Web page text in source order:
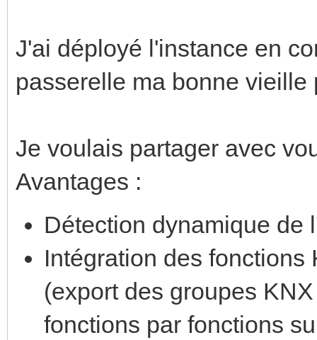
J'ai déployé l'instance en
passerelle ma bonne
Je voulais partager avec
Avantages :
Détection dynamique de
Intégration des fonctions
(export des groupes
fonctions par fonctions